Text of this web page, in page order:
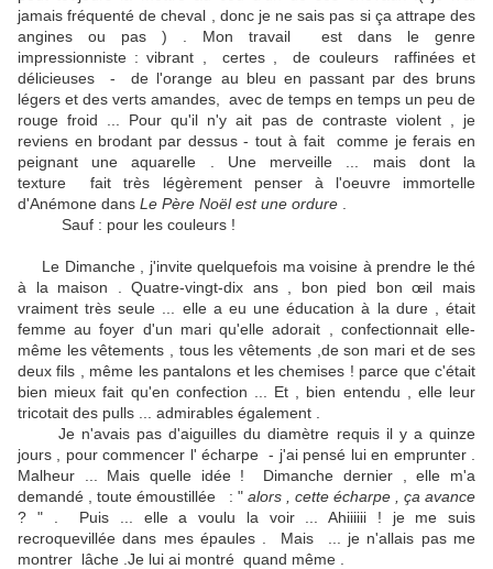
jamais fréquenté de cheval , donc je ne sais pas si ça attrape des
angines ou pas ) . Mon travail est dans le genre
impressionniste : vibrant , certes , de couleurs raffinées et
délicieuses - de l'orange au bleu en passant par des bruns
légers et des verts amandes, avec de temps en temps un peu de
rouge froid ... Pour qu'il n'y ait pas de contraste violent , je
reviens en brodant par dessus - tout à fait comme je ferais en
peignant une aquarelle . Une merveille ... mais dont la
texture fait très légèrement penser à l'oeuvre immortelle
d'Anémone dans Le Père Noël est une ordure
Sauf : pour les couleurs !
Le Dimanche , j'invite quelquefois ma voisine à prendre le thé
à la maison . Quatre-vingt-dix ans , bon pied bon œil mais
vraiment très seule ... elle a eu une éducation à la dure , était
femme au foyer d'un mari qu'elle adorait , confectionnait elle-
même les vêtements , tous les vêtements ,de son mari et de ses
deux fils , même les pantalons et les chemises ! parce que c'était
bien mieux fait qu'en confection ... Et , bien entendu , elle leur
tricotait des pulls ... admirables également .
Je n'avais pas d'aiguilles du diamètre requis il y a quinze
jours , pour commencer l' écharpe - j'ai pensé lui en emprunter .
Malheur ... Mais quelle idée ! Dimanche dernier , elle m'a
demandé , toute émoustillée : " alors , cette écharpe , ça avance
? " . Puis ... elle a voulu la voir ... Ahiiiiii ! je me suis
recroquevillée dans mes épaules . Mais ... je n'allais pas me
montrer lâche .Je lui ai montré quand même .